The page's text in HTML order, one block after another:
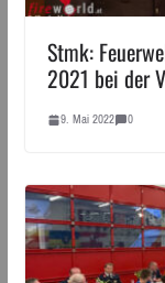
Stmk:
2021 bei der
9. Mai 2022 0